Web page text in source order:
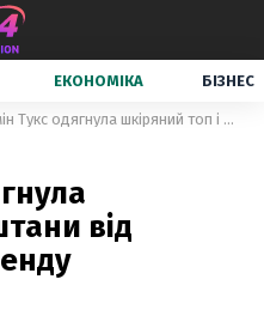
ЕКОНОМІКА БІЗНЕС
Жасмін Тукс одягнула шкіряний топ і штани від українського бренду CULTNAKED
від